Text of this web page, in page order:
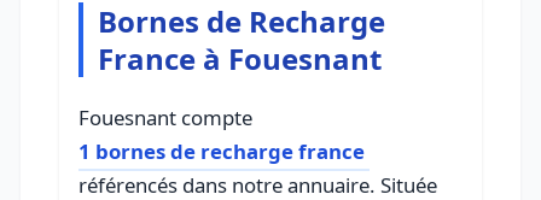
Bornes de Recharge
France à Fouesnant
Fouesnant compte
1 bornes de recharge france
référencés dans notre annuaire. Située